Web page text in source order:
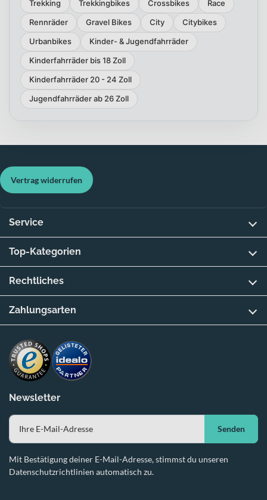
Trekking
Trekkingbikes Crossbikes
Race
Rennräder
Gravel Bikes City
Citybikes
Urbanbikes
Kinder- & Jugendfahrräder
Kinderfahrräder bis 18 Zoll
Kinderfahrräder 20 - 24 Zoll
Jugendfahrräder ab 26 Zoll
Newsletter
Senden
Mit Bestätigung deiner E-Mail-Adresse, stimmst du unseren
Datenschutzrichtlinien automatisch zu.
Vertrag widerrufen
Service
Top-Kategorien
Rechtliches
Zahlungsarten